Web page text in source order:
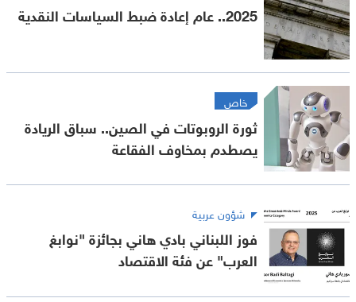
2025.. عام إعادة ضبط السياسات النقدية
خاص
ثورة الروبوتات في الصين.. سباق الريادة
يصطدم بمخاوف الفقاعة
شؤون عربية
فوز اللبناني بادي هاني بجائزة "نوابغ
العرب" عن فئة الاقتصاد